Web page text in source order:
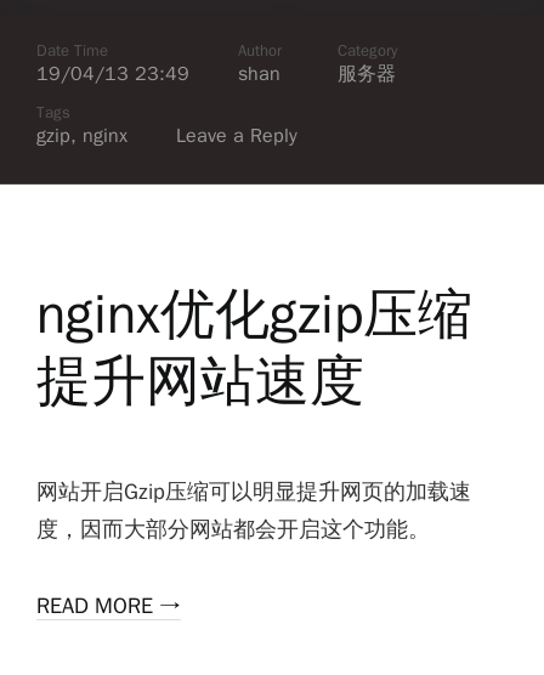
Date Time
19/04/13 23:49
Author
shan
Category
服务器
Tags
gzip, nginx Leave a Reply
nginx优化gzip压缩
提升网站速度
网站开启Gzip压缩可以明显提升网页的加载速
度，因而大部分网站都会开启这个功能。
READ MORE →